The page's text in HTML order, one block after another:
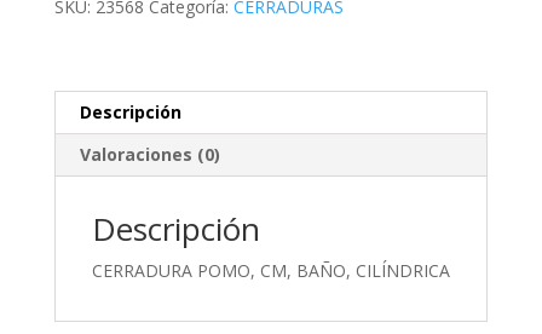
SKU: 23568 Categoría: CERRADURAS
Descripción
Valoraciones (0)
Descripción
CERRADURA POMO, CM, BAÑO, CILÍNDRICA